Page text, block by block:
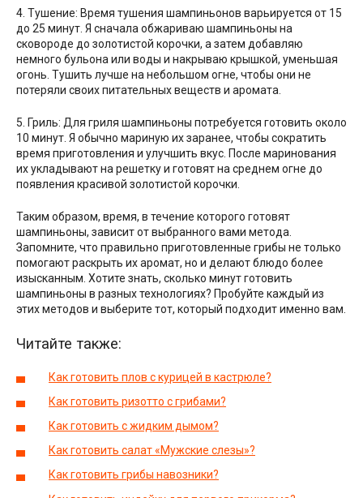
4. Тушение: Время тушения шампиньонов варьируется от 15
до 25 минут. Я сначала обжариваю шампиньоны на
сковороде до золотистой корочки, а затем добавляю
немного бульона или воды и накрываю крышкой, уменьшая
огонь. Тушить лучше на небольшом огне, чтобы они не
потеряли своих питательных веществ и аромата.
5. Гриль: Для гриля шампиньоны потребуется готовить около
10 минут. Я обычно мариную их заранее, чтобы сократить
время приготовления и улучшить вкус. После маринования
их укладывают на решетку и готовят на среднем огне до
появления красивой золотистой корочки.
Таким образом, время, в течение которого готовят
шампиньоны, зависит от выбранного вами метода.
Запомните, что правильно приготовленные грибы не только
помогают раскрыть их аромат, но и делают блюдо более
изысканным. Хотите знать, сколько минут готовить
шампиньоны в разных технологиях? Пробуйте каждый из
этих методов и выберите тот, который подходит именно вам.
Читайте также:
Как готовить плов с курицей в кастрюле?
Как готовить ризотто с грибами?
Как готовить с жидким дымом?
Как готовить салат «Мужские слезы»?
Как готовить грибы навозники?